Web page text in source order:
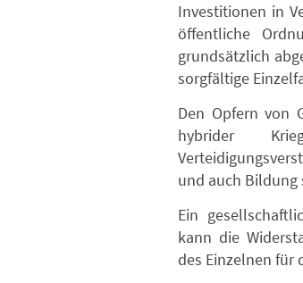
Investitionen in
öffentliche
grundsätzlich
sorgfältige
Den Opfern von
hybrider
und auch
Ein
kann die
des Einzelnen für